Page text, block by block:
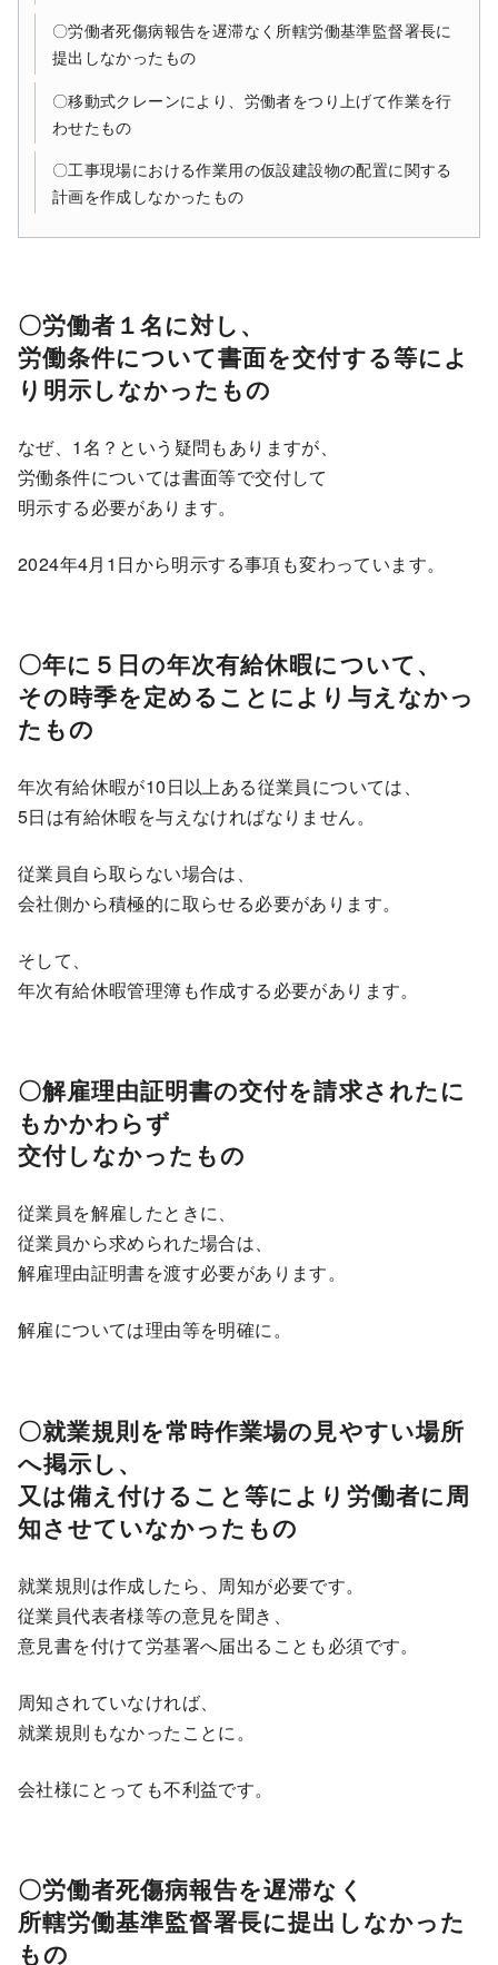
〇労働者死傷病報告を遅滞なく所轄労働基準監督署長に
提出しなかったもの
〇移動式クレーンにより、労働者をつり上げて作業を行
わせたもの
〇工事現場における作業用の仮設建設物の配置に関する
計画を作成しなかったもの
〇労働者１名に対し、
労働条件について書面を交付する等によ
り明示しなかったもの
なぜ、1名？という疑問もありますが、
労働条件については書面等で交付して
明示する必要があります。
2024年4月1日から明示する事項も変わっています。
〇年に５日の年次有給休暇について、
その時季を定めることにより与えなかっ
たもの
年次有給休暇が10日以上ある従業員については、
5日は有給休暇を与えなければなりません。
従業員自ら取らない場合は、
会社側から積極的に取らせる必要があります。
そして、
年次有給休暇管理簿も作成する必要があります。
〇解雇理由証明書の交付を請求されたに
もかかわらず
交付しなかったもの
従業員を解雇したときに、
従業員から求められた場合は、
解雇理由証明書を渡す必要があります。
解雇については理由等を明確に。
〇就業規則を常時作業場の見やすい場所
へ掲示し、
又は備え付けること等により労働者に周
知させていなかったもの
就業規則は作成したら、周知が必要です。
従業員代表者様等の意見を聞き、
意見書を付けて労基署へ届出ることも必須です。
周知されていなければ、
就業規則もなかったことに。
会社様にとっても不利益です。
〇労働者死傷病報告を遅滞なく
所轄労働基準監督署長に提出しなかった
もの